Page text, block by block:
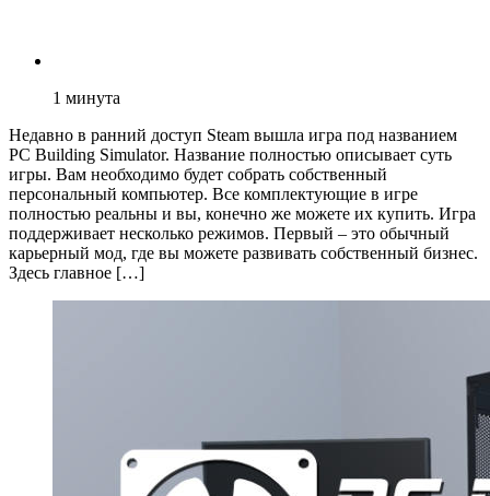
1 минута
Недавно в ранний доступ Steam вышла игра под названием
PC Building Simulator. Название полностью описывает суть
игры. Вам необходимо будет собрать собственный
персональный компьютер. Все комплектующие в игре
полностью реальны и вы, конечно же можете их купить. Игра
поддерживает несколько режимов. Первый – это обычный
карьерный мод, где вы можете развивать собственный бизнес.
Здесь главное […]